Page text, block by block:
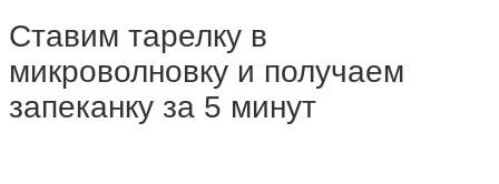
Ставим тарелку в
микроволновку и получаем
запеканку за 5 минут